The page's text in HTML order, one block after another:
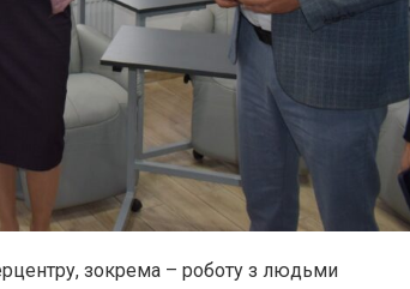
зокрема – роботу з людьми